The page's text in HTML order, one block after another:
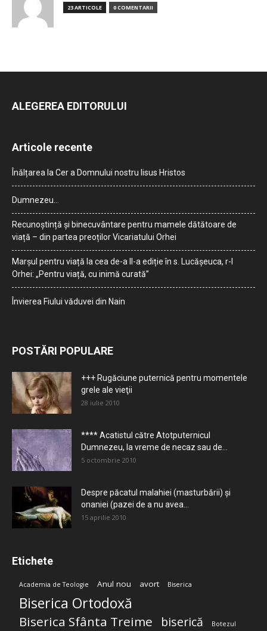
23 ARTICOLE 0 COMENTARII
ALEGEREA EDITORULUI
Articole recente
Înălțarea la Cer a Domnului nostru Iisus Hristos
Dumnezeu…
Recunoștință și binecuvântare pentru mamele dătătoare de
viață – din partea preoților Vicariatului Orhei
Marșul pentru viață la cea de-a II-a ediție în s. Lucășeuca, r-l
Orhei: „Pentru viață, cu inimă curată”
Învierea Fiului văduvei din Nain
POSTĂRI POPULARE
+++ Rugăciune puternică pentru momentele
grele ale vieţii
28 iulie 2010
**** Acatistul către Atotputernicul
Dumnezeu, la vreme de necaz sau de...
5 octombrie 2010
Despre păcatul malahiei (masturbării) şi
onaniei (pazei de a nu avea...
15 aprilie 2010
Etichete
Academia de Teologie Anul nou avort Biserica
Biserica Ortodoxă
Biserica Sfânta Treime biserică Botezul